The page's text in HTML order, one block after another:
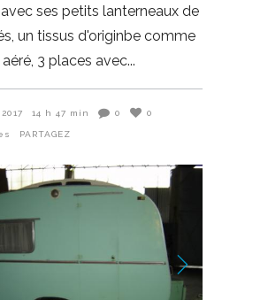
ses petits lanterneaux de
un tissus d'originbe comme
3 places avec
14 h 47 min 0 0
PARTAGEZ